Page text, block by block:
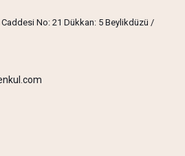
No: 21 Dükkan: 5 Beylikdüzü /